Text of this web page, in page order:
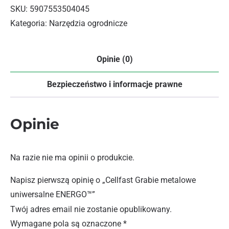
SKU: 5907553504045
Kategoria: Narzędzia ogrodnicze
Opinie (0)
Bezpieczeństwo i informacje prawne
Opinie
Na razie nie ma opinii o produkcie.
Napisz pierwszą opinię o „Cellfast Grabie metalowe
uniwersalne ENERGO™”
Twój adres email nie zostanie opublikowany.
Wymagane pola są oznaczone *